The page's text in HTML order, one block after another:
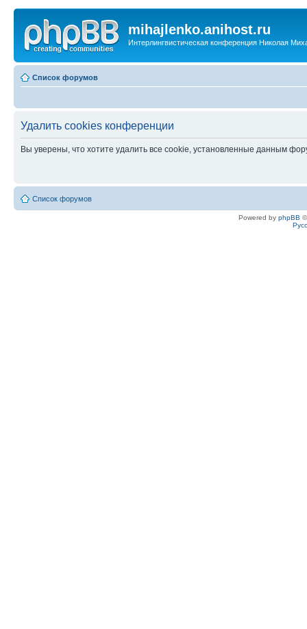
mihajlenko.anihost.ru
Интерлингвистическая конференция Николая
Список форумов
Удалить cookies конференции
Вы уверены, что хотите удалить все cookie, установленные данным
Список форумов
Powered by phpBB